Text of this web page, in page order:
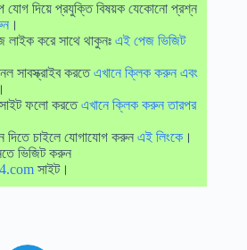
যোগ দিয়ে প্রযুক্তি বিষয়ক যেকোনো প্রশ্ন
।
লাইক করে সাথে থাকুনঃ এই পেজ ভিজিট
সাবস্ক্রাইব করতেএখানে ক্লিক করুন এবং
।
সাইট ফলো করতেএখানে ক্লিক করুন তারপর
দিতে চাইলে যোগাযোগ করুন এই লিংকে ।
ভিজিট করুন
সাইট।